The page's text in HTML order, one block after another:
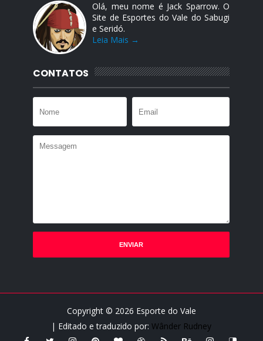
Olá, meu nome é Jack Sparrow. O
Site de Esportes do Vale do Sabugi
e Seridó.
Leia Mais →
CONTATOS
Copyright © 2026 Esporte do Vale
| Editado e traduzido por:Wânder Rudney